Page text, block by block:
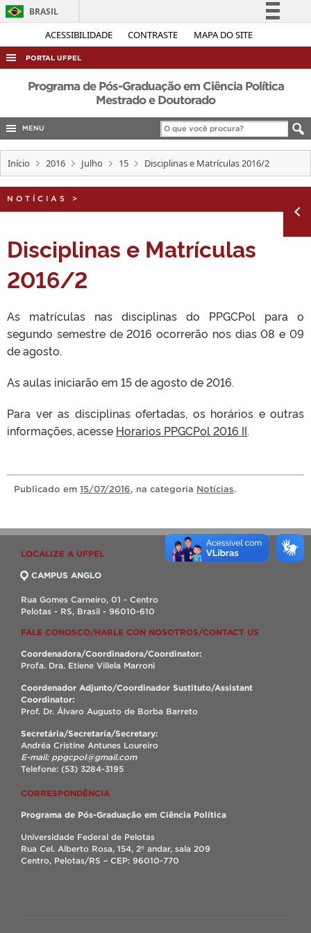
ACESSIBILIDADE CONTRASTE MAPA DO SITE
BRASIL
Simplifique!
Acesso à informação
Legislação
Canais
PORTAL UFPEL
ACESSO À INFORMAÇÃO
COBALTO
CONCURSOS
EDITAIS
INTERNACIONAL
PORTARIAS
Programa de Pós-Graduação em Ciência Política
Mestrado e Doutorado
MENU
Início 2016 Julho 15 Disciplinas e Matrículas 2016/2
NOTÍCIAS >
Disciplinas e Matrículas
2016/2
As matrículas nas disciplinas do PPGCPol para o
segundo semestre de 2016 ocorrerão nos dias 08 e 09
de agosto.
As aulas iniciarão em 15 de agosto de 2016.
Para ver as disciplinas ofertadas, os horários e outras
informações, acesse Horarios PPGCPol 2016 II.
Publicado em 15/07/2016, na categoria Notícias.
LOCALIZE A UFPEL
CAMPUS ANGLO
Rua Gomes Carneiro, 01 - Centro
Pelotas - RS, Brasil - 96010-610
FALE CONOSCO/HABLE CON NOSOTROS/CONTACT US
Coordenadora/Coordinadora/Coordinator:
Profa. Dra. Etiene Villela Marroni
Coordenador Adjunto/Coordinador Sustituto/Assistant
Coordinator:
Prof. Dr. Álvaro Augusto de Borba Barreto
Secretária/Secretaría/Secretary:
Andréa Cristine Antunes Loureiro
E-mail: ppgcpol@gmail.com
Telefone: (53) 3284-3195
CORRESPONDÊNCIA
Programa de Pós-Graduação em Ciência Política
Universidade Federal de Pelotas
Rua Cel. Alberto Rosa, 154, 2º andar, sala 209
Centro, Pelotas/RS – CEP: 96010-770